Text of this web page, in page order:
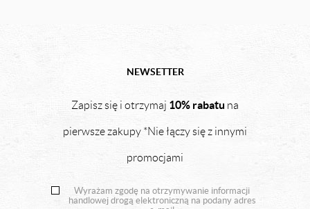
NEWSETTER
Zapisz się i otrzymaj 10% rabatu na
pierwsze zakupy *Nie łączy się z innymi
promocjami
Wyrażam zgodę na otrzymywanie informacji
handlowej drogą elektroniczną na podany adres